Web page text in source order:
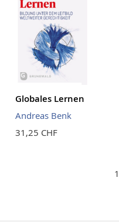
Globales Lernen
Andreas Benk
31,25 CHF
1